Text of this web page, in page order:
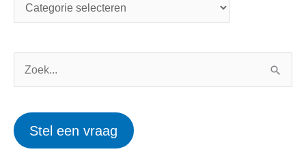
g
e
e
k
Stel een vraag
r
p